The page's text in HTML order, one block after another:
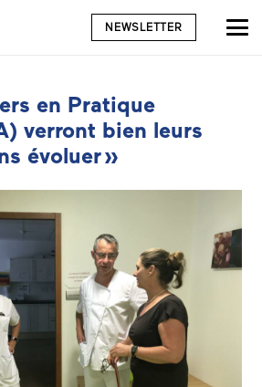
NEWSLETTER
en Pratique
verront bien leurs
évoluer »